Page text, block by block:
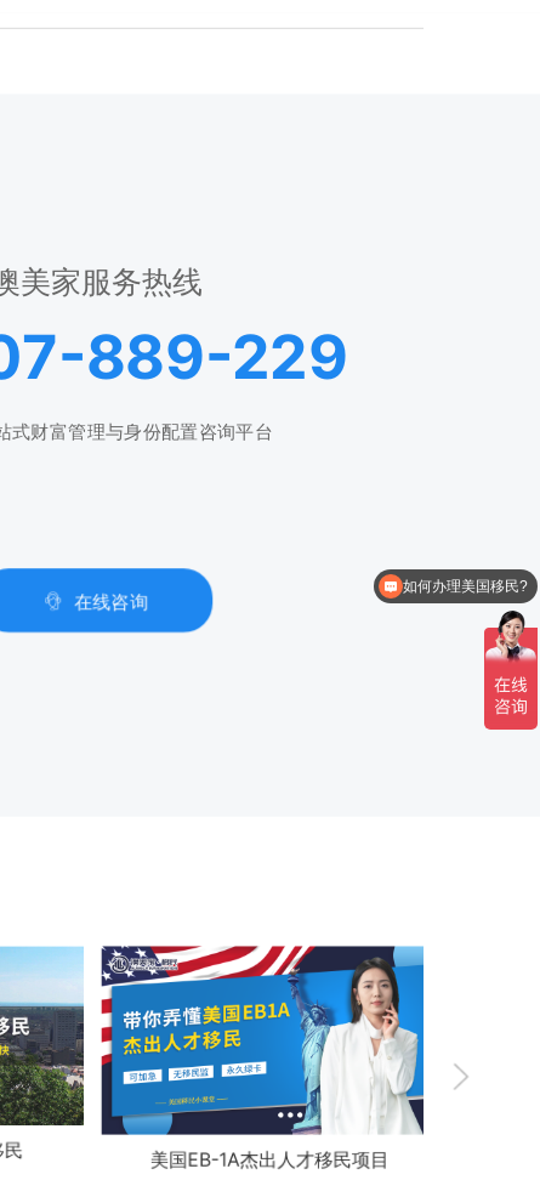
美家服务热线
889-229
式财富管理与身份配置咨询平台
在线咨询
德国法人签项目
目
移民有会产生哪些费用？